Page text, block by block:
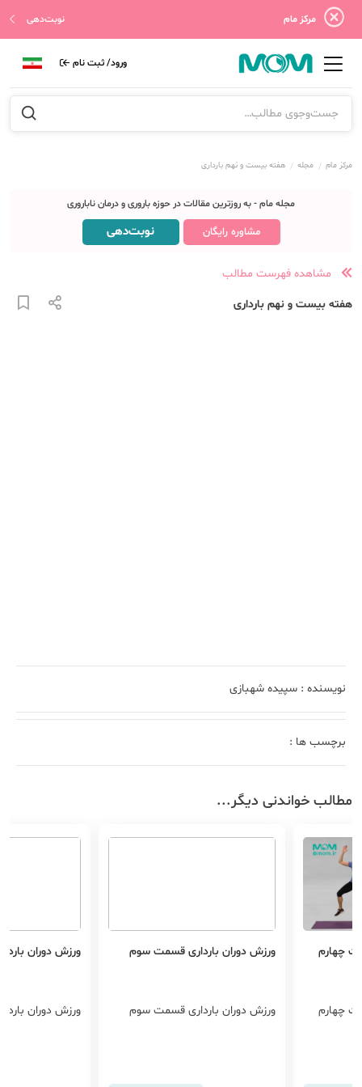
مرکز مام نوبت‌دهی
ورود/ ثبت نام
مرکز مام مجله هفته بیست و نهم بارداری
مجله مام - به روزترین مقالات در حوزه باروری و درمان ناباروری
مشاوره رایگان نوبت‌دهی
مشاهده فهرست مطالب
هفته بیست و نهم بارداری
نویسنده : سپیده شهبازی
برچسب ها :
مطالب خواندنی دیگر...
چهارم
چهارم
ورزش دوران بارداری قسمت سوم
ورزش دوران بارداری قسمت سوم
ورزش دوران
ورزش دوران